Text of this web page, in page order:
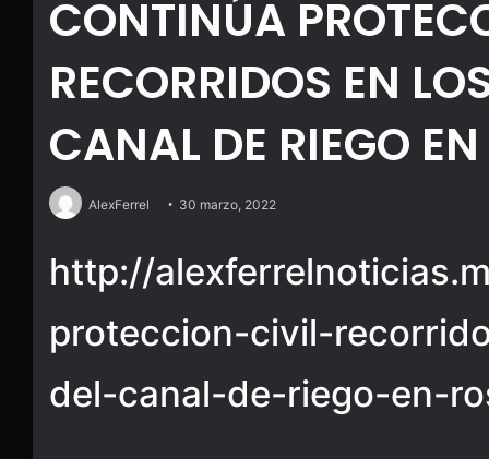
CONTINÚA
RECORRIDOS EN
CANAL DE RIEGO
AlexFerrel 30 marzo, 2022
http://
proteccion-civil-
del-canal-de-riego-en-